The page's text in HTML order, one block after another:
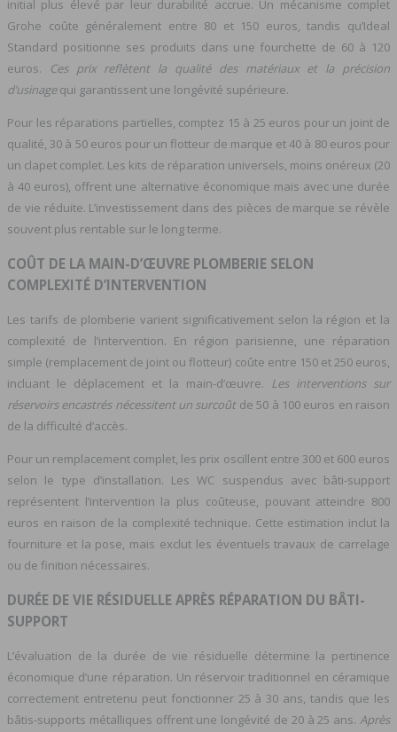
initial plus élevé par leur durabilité accrue. Un mécanisme complet
Grohe coûte généralement entre 80 et 150 euros, tandis qu’Ideal
Standard positionne ses produits dans une fourchette de 60 à 120
euros.
Ces prix reflètent la qualité des matériaux et la précision
d’usinagequi garantissent une longévité supérieure.
Pour les réparations partielles, comptez 15 à 25 euros pour un joint de
qualité, 30 à 50 euros pour un flotteur de marque et 40 à 80 euros pour
un clapet complet. Les kits de réparation universels, moins onéreux (20
à 40 euros), offrent une alternative économique mais avec une durée
de vie réduite. L’investissement dans des pièces de marque se révèle
souvent plus rentable sur le long terme.
COÛT DE LA MAIN-D’ŒUVRE PLOMBERIE SELON
COMPLEXITÉ D’INTERVENTION
Les tarifs de plomberie varient significativement selon la région et la
complexité de l’intervention. En région parisienne, une réparation
simple (remplacement de joint ou flotteur) coûte entre 150 et 250 euros,
incluant le déplacement et la main-d’œuvre. Les interventions sur
réservoirs encastrés nécessitent un surcoût de 50 à 100 euros en raison
de la difficulté d’accès.
Pour un remplacement complet, les prix oscillent entre 300 et 600 euros
selon le type d’installation. Les WC suspendus avec bâti-support
représentent l’intervention la plus coûteuse, pouvant atteindre 800
euros en raison de la complexité technique. Cette estimation inclut la
fourniture et la pose, mais exclut les éventuels travaux de carrelage
ou de finition nécessaires.
DURÉE DE VIE RÉSIDUELLE APRÈS RÉPARATION DU BÂTI-
SUPPORT
L’évaluation de la durée de vie résiduelle détermine la pertinence
économique d’une réparation. Un réservoir traditionnel en céramique
correctement entretenu peut fonctionner 25 à 30 ans, tandis que les
bâtis-supports métalliques offrent une longévité de 20 à 25 ans. Après